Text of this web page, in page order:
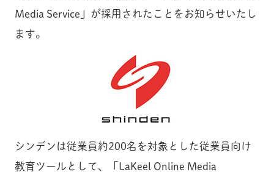
Media Service」が採用されたことをお知らせいたし
ます。
シンデンは従業員約200名を対象とした従業員向け
教育ツールとして、「LaKeel Online Media